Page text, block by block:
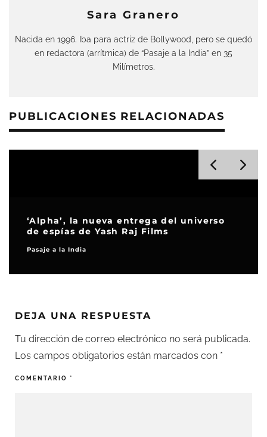
Sara Granero
Nacida en 1996. Iba para actriz de Bollywood, pero se quedó
en redactora (arrítmica) de “Pasaje a la India” en 35
Milímetros.
PUBLICACIONES RELACIONADAS
‘Alpha’, la nueva entrega del universo
de espías de Yash Raj Films
Pasaje a la India
DEJA UNA RESPUESTA
Tu dirección de correo electrónico no será publicada.
Los campos obligatorios están marcados con *
COMENTARIO *